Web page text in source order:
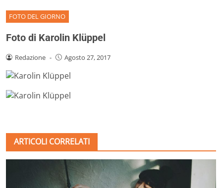
FOTO DEL GIORNO
Foto di Karolin Klüppel
Redazione - Agosto 27, 2017
ARTICOLI CORRELATI